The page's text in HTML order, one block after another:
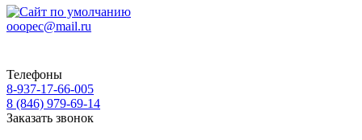
ooopec@mail.ru
Телефоны
8-937-17-66-005
8 (846) 979-69-14
Заказать звонок